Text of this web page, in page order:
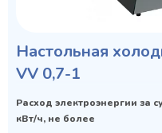
Настольная
VV 0,7-1
Расход электроэнергии за
кВт/ч, не более